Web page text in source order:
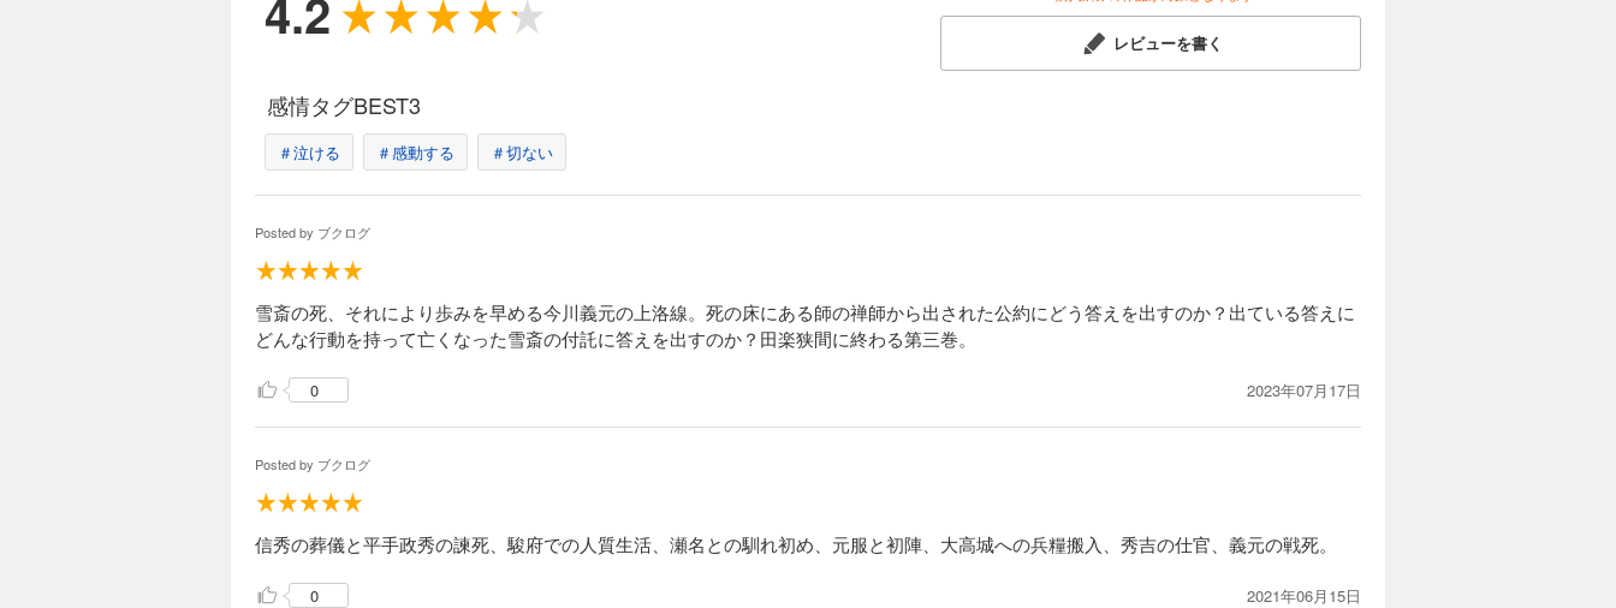
徳川家康（13） 侘茶の巻
九州征伐に成功し、北野の大茶会で威を天下に示した秀吉は、小田原の北条氏攻略に着手、家康は先鋒を命じられ
た。同時に関東への転封を強いられ、家臣団は激怒する。怒りは家康にもある。しかし涙をのんで江戸へ移った。
まさに関白秀吉の世、絢爛と桃山文化の花は咲き誇り、衰えを知らぬかに見えた……。
挙に出た。家康にとって、秀吉のこの老醜の日々は、他山の石とすべき教訓であった。
カートに入れる
レビューを書く
感情タグBEST3
＃泣ける ＃感動する ＃切ない
Posted by ブクログ
雪斎の死、それにより歩みを早める今川義元の上洛線。死の床にある師の禅師から出された公約にどう答えを出すのか？出ている答えに
どんな行動を持って亡くなった雪斎の付託に答えを出すのか？田楽狭間に終わる第三巻。
0 2023年07月17日
Posted by ブクログ
信秀の葬儀と平手政秀の諫死、駿府での人質生活、瀬名との馴れ初め、元服と初陣、大高城への兵糧搬入、秀吉の仕官、義元の戦死。
0 2021年06月15日